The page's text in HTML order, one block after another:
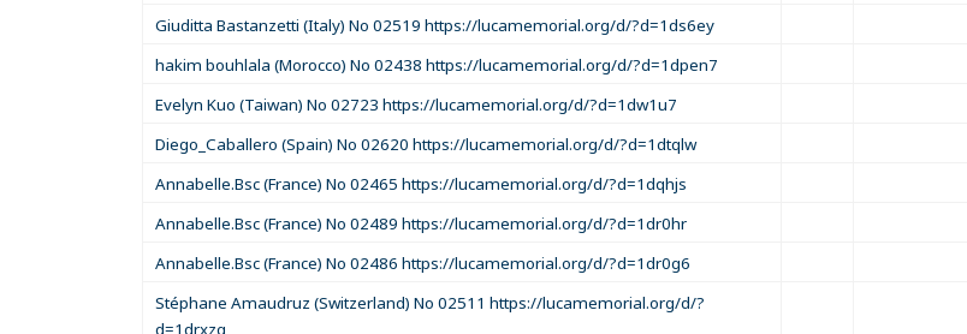
Giuditta Bastanzetti (Italy) No 02519 https://lucamemorial.org/d/?d=1ds6ey
hakim bouhlala (Morocco) No 02438 https://lucamemorial.org/d/?d=1dpen7
Evelyn Kuo (Taiwan) No 02723 https://lucamemorial.org/d/?d=1dw1u7
Diego_Caballero (Spain) No 02620 https://lucamemorial.org/d/?d=1dtqlw
Annabelle.Bsc (France) No 02465 https://lucamemorial.org/d/?d=1dqhjs
Annabelle.Bsc (France) No 02489 https://lucamemorial.org/d/?d=1dr0hr
Annabelle.Bsc (France) No 02486 https://lucamemorial.org/d/?d=1dr0g6
Stéphane Amaudruz (Switzerland) No 02511 https://lucamemorial.org/d/?
d=1drxzg